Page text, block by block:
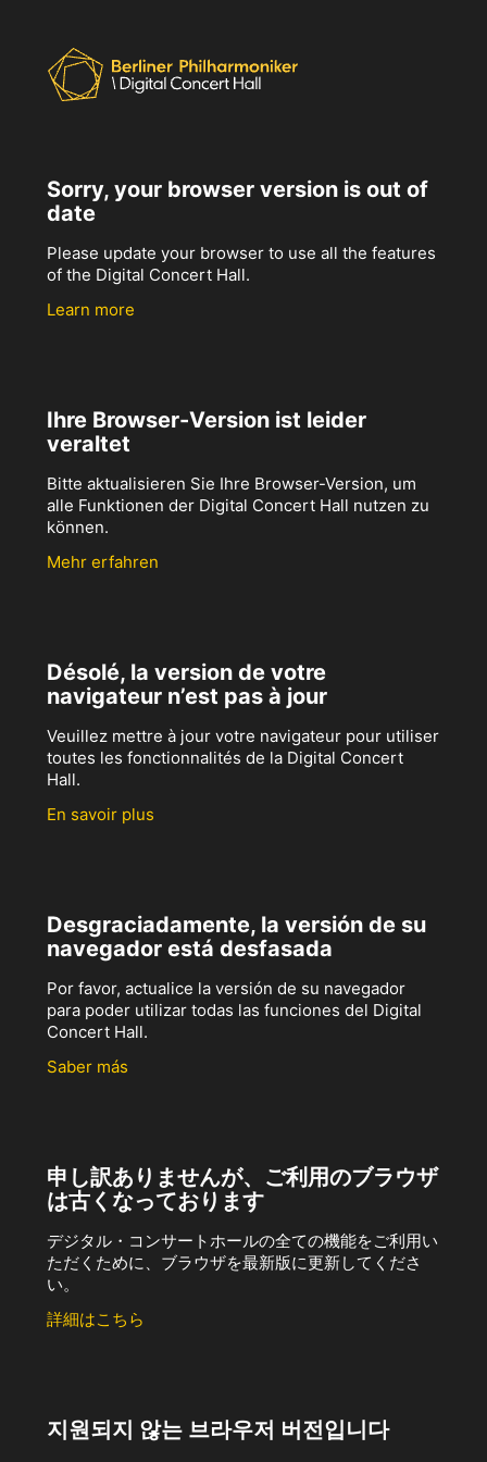
Sorry, your browser version is out of
date
Please update your browser to use all the features
of the Digital Concert Hall.
Learn more
Ihre Browser-Version ist leider
veraltet
Bitte aktualisieren Sie Ihre Browser-Version, um
alle Funktionen der Digital Concert Hall nutzen zu
können.
Mehr erfahren
Désolé, la version de votre
navigateur n’est pas à jour
Veuillez mettre à jour votre navigateur pour utiliser
toutes les fonctionnalités de la Digital Concert
Hall.
En savoir plus
Desgraciadamente, la versión de su
navegador está desfasada
Por favor, actualice la versión de su navegador
para poder utilizar todas las funciones del Digital
Concert Hall.
Saber más
申し訳ありませんが、ご利用のブラウザ
は古くなっております
デジタル・コンサートホールの全ての機能をご利用い
ただくために、ブラウザを最新版に更新してくださ
い。
詳細はこちら
지원되지 않는 브라우저 버전입니다